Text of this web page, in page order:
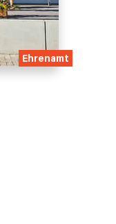
Ehrenamt